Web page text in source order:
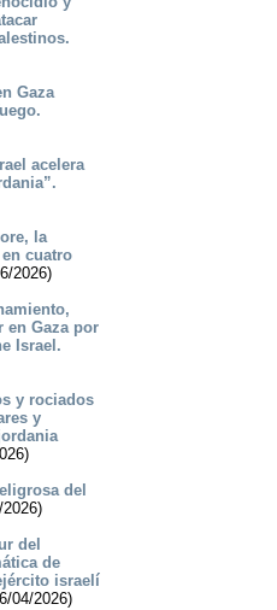
Gaza
acelera
la
cuatro
2026)
Gaza por
Israel.
y rociados
y
del
2026)
del
de
israelí
04/2026)